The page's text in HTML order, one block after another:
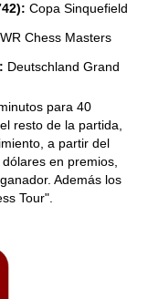
Copa Sinquefield
WR Chess Masters
Deutschland Grand
para 40
resto de la partida,
a partir del
en premios,
Además los
Tour".